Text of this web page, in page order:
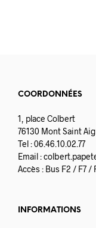
COORDONNÉES
1, place Colbert
76130 Mont Saint
Tel : 06.46.10.02.77
Email :
Accès : Bus F2 / F7 /
INFORMATIONS